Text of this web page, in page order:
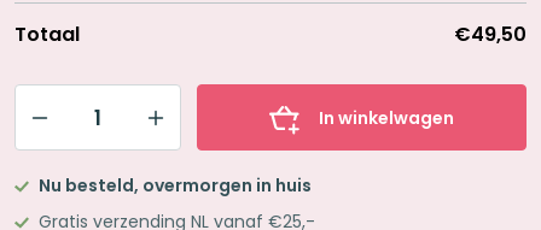
Totaal €49,50
Pakket
In winkelwagen
Nu besteld, overmorgen in huis
Gratis verzending NL vanaf €25,-